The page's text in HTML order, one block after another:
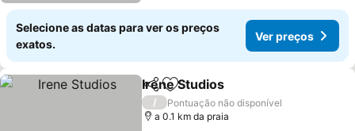
Selecione as datas para ver os preços
exatos.
Ver preços
PartilharAdicionar aos favoritos
Irene Studios
/
Pontuação não disponível
a 0.1 km da praia